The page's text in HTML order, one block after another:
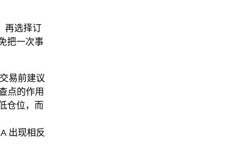
再选择订
把一次事
易前建议
点的作用
仓位，而
出现相反